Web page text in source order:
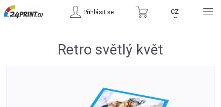
Přihlásit se CZ
›
Retro světlý květ